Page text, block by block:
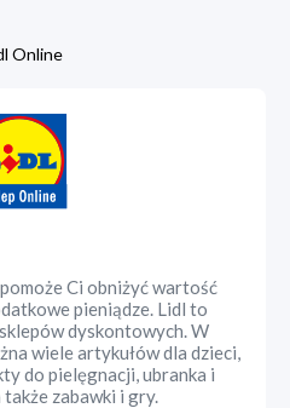
Online
Ci obniżyć wartość
pieniądze. Lidl to
dyskontowych. W
wiele artykułów dla dzieci,
do pielęgnacji, ubranka i
zabawki i gry.